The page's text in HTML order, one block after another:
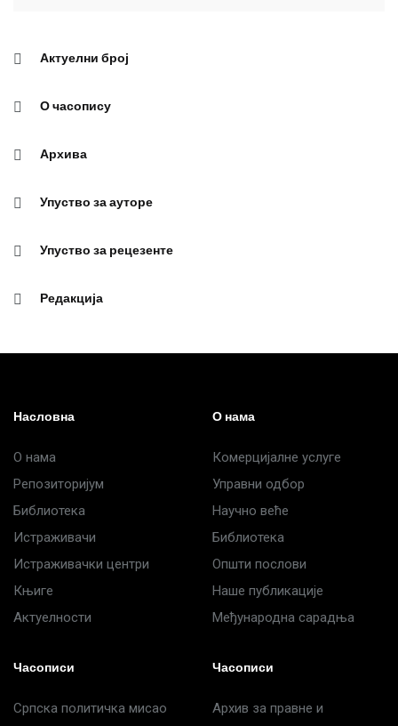
Актуелни број
О часопису
Архива
Упуство за ауторе
Упуство за рецезенте
Редакција
Насловна
О нама
Репозиторијум
Библиотека
Истраживачи
Истраживачки центри
Књиге
Актуелности
О нама
Комерцијалне услуге
Управни одбор
Научно веће
Библиотека
Општи послови
Наше публикације
Међународна сарадња
Часописи
Српска политичка мисао
Часописи
Архив за правне и